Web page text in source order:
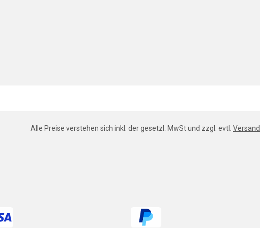
Alle Preise verstehen sich inkl. der gesetzl. MwSt und zzgl. evtl. Versand